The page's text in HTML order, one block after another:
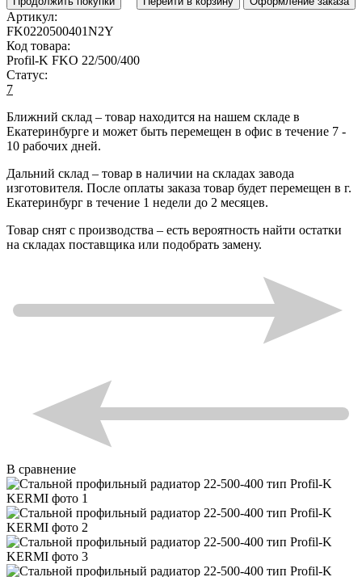
Артикул:
FK0220500401N2Y
Код товара:
Profil-K FKO 22/500/400
Статус:
7
Ближний склад – товар находится на нашем складе в
Екатеринбурге и может быть перемещен в офис в течение 7 -
10 рабочих дней.
Дальний склад – товар в наличии на складах завода
изготовителя. После оплаты заказа товар будет перемещен в г.
Екатеринбург в течение 1 недели до 2 месяцев.
Товар снят с производства – есть вероятность найти остатки
на складах поставщика или подобрать замену.
В сравнение